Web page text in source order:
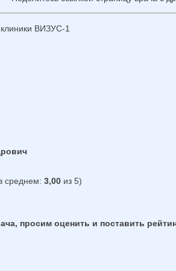
ВИЗУС-1
среднем: 3,00 из 5)
просим оценить и поставить